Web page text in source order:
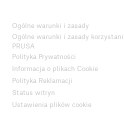
Ogólne warunki i zasady
Ogólne warunki i zasady
PRUSA
Polityka Prywatności
Informacja o plikach Cookie
Polityka Reklamacji
Status witryn
Ustawienia plików cookie